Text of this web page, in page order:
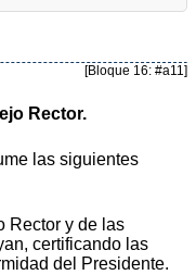
[Bloque 16: #a11]
Rector.
las siguientes
Rector y de las
certificando las
del Presidente.